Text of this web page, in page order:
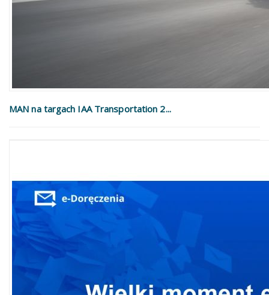
MAN na targach IAA Transportation 2...